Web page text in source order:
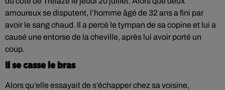
amoureux se disputent, l’homme âgé de 32 ans a fini par
avoir le sang chaud. Il a percé le tympan de sa copine et lui a
causé une entorse de la cheville, après lui avoir porté un
coup.
Il se casse le bras
Alors qu’elle essayait de s’échapper chez sa voisine,